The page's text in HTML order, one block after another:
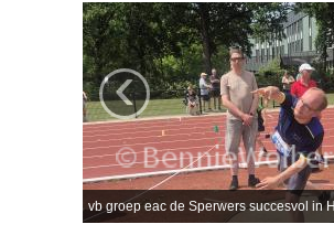
vb groep eac de Sperwers succesvol in
‹